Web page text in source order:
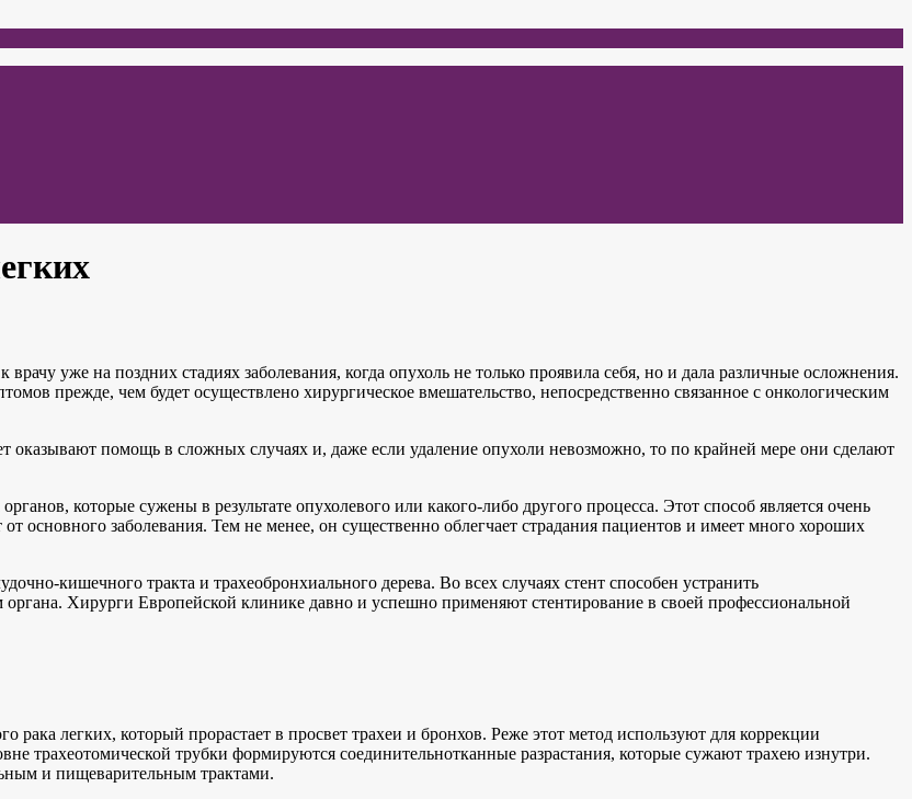
уже на поздних стадиях заболевания, когда опухоль не только проявила себя, но и дала различные осложнения.
прежде, чем будет осуществлено хирургическое вмешательство, непосредственно связанное с онкологическим
помощь в сложных случаях и, даже если удаление опухоли невозможно, то по крайней мере они сделают
которые сужены в результате опухолевого или какого-либо другого процесса. Этот способ является очень
заболевания. Тем не менее, он существенно облегчает страдания пациентов и имеет много хороших
кишечного тракта и трахеобронхиального дерева. Во всех случаях стент способен устранить
Хирурги Европейской клинике давно и успешно применяют стентирование в своей профессиональной
рака легких, который прорастает в просвет трахеи и бронхов. Реже этот метод используют для коррекции
трахеотомической трубки формируются соединительнотканные разрастания, которые сужают трахею изнутри.
и пищеварительным трактами.